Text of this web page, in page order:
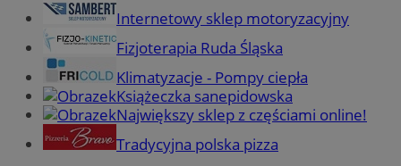
Internetowy sklep motoryzacyjny
Fizjoterapia Ruda Śląska
Klimatyzacje - Pompy ciepła
Książeczka sanepidowska
Największy sklep z częściami online!
Tradycyjna polska pizza